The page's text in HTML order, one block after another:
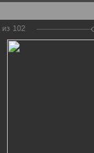
О нас
из 102